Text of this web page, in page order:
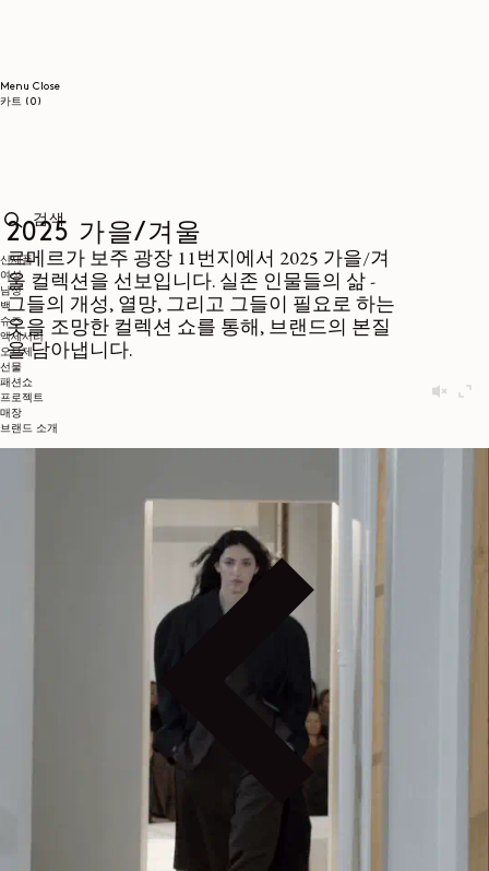
Menu Close
카트 (0)
검색
신제품
여성
남성
백
슈즈
액세서리
오브제
선물
패션쇼
프로젝트
매장
브랜드 소개
2025 가을/겨울
르메르가 보주 광장 11번지에서 2025 가을/겨
울 컬렉션을 선보입니다. 실존 인물들의 삶 -
그들의 개성, 열망, 그리고 그들이 필요로 하는
옷을 조망한 컬렉션 쇼를 통해, 브랜드의 본질
을 담아냅니다.